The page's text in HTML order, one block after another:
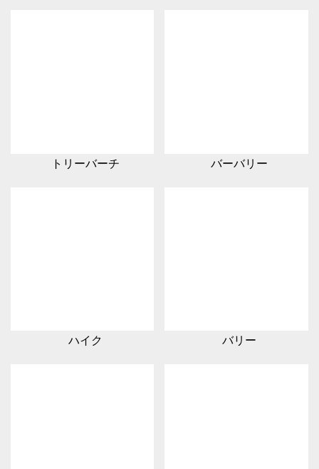
トリーバーチ バーバリー
ハイク バリー